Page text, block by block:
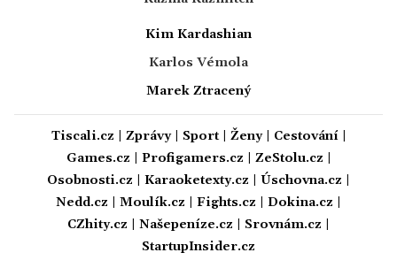
Kim Kardashian
Karlos Vémola
Marek Ztracený
Tiscali.cz Zprávy| Sport| Ženy| Cestování|
Games.cz
Profigamers.cz ZeStolu.cz
Osobnosti.cz
Karaoketexty.cz Úschovna.cz
Nedd.cz
Moulík.cz Fights.cz Dokina.cz
CZhity.cz
Našepeníze.cz Srovnám.cz
StartupInsider.cz